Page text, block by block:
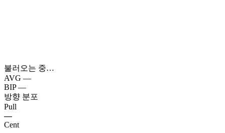
불러오는 중…
AVG —
BIP —
방향 분포
Pull
—
Cent